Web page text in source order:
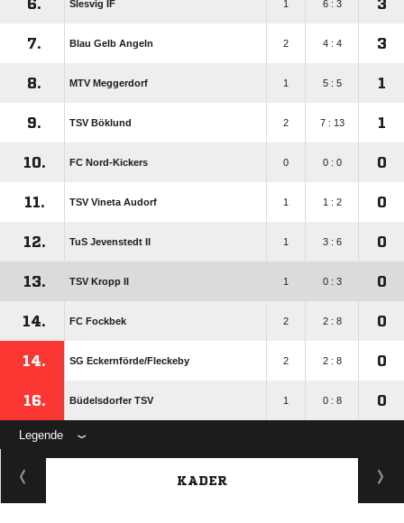
6. Slesvig IF 1 6 : 3 3
7. Blau Gelb Angeln 2 4 : 4 3
8. MTV Meggerdorf 1 5 : 5 1
9. TSV Böklund 2 7 : 13 1
10. FC Nord-Kickers 0 0 : 0 0
11. TSV Vineta Audorf 1 1 : 2 0
12. TuS Jevenstedt II 1 3 : 6 0
13. TSV Kropp II 1 0 : 3 0
14. FC Fockbek 2 2 : 8 0
14. SG Eckernförde/​Fleckeby 2 2 : 8 0
16. Büdelsdorfer TSV 1 0 : 8 0
Legende
KADER